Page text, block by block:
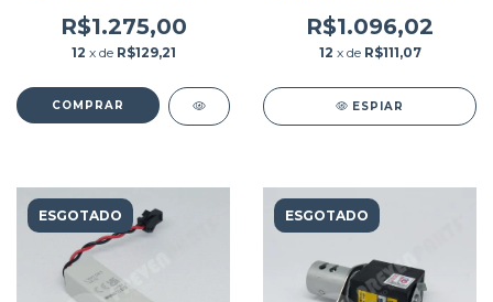
00029-00 / 3101 30 68611
801 3101 00029 00
R$1.275,00
12 x de R$129,21
00
R$1.096,02
12 x de R$111,07
ESPIAR
ESGOTADO ESGOTADO